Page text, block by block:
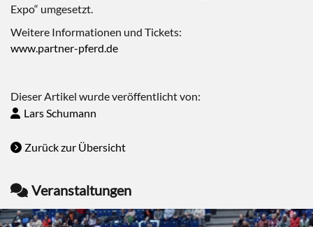
Expo“ umgesetzt.
Weitere Informationen und Tickets:
www.partner-pferd.de
Dieser Artikel wurde veröffentlicht von:
Lars Schumann
Zurück zur Übersicht
Veranstaltungen